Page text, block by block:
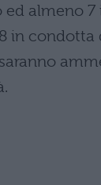
ed almeno 7
in condotta